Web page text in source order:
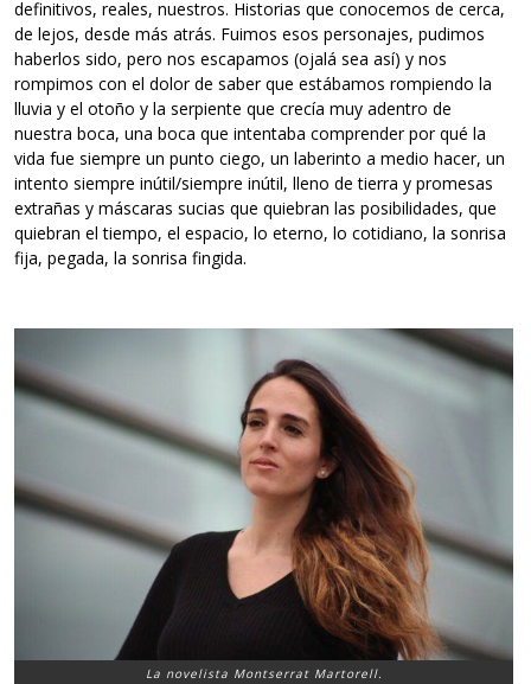
definitivos, reales, nuestros. Historias que conocemos de cerca,
de lejos, desde más atrás. Fuimos esos personajes, pudimos
haberlos sido, pero nos escapamos (ojalá sea así) y nos
rompimos con el dolor de saber que estábamos rompiendo la
lluvia y el otoño y la serpiente que crecía muy adentro de
nuestra boca, una boca que intentaba comprender por qué la
vida fue siempre un punto ciego, un laberinto a medio hacer, un
intento siempre inútil/siempre inútil, lleno de tierra y promesas
extrañas y máscaras sucias que quiebran las posibilidades, que
quiebran el tiempo, el espacio, lo eterno, lo cotidiano, la sonrisa
fija, pegada, la sonrisa fingida.
La novelista Montserrat Martorell.